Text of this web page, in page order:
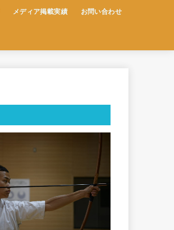
メディア掲載実績 お問い合わせ